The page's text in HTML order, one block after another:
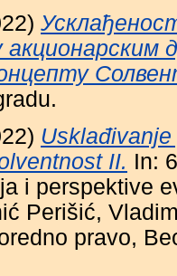
акционарским
II. In:
i perspektive
Perišić,
pravo,